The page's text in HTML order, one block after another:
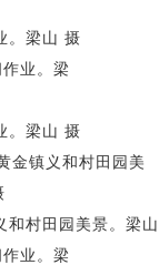
。梁山 摄
。梁山 摄
和村田园美景。梁